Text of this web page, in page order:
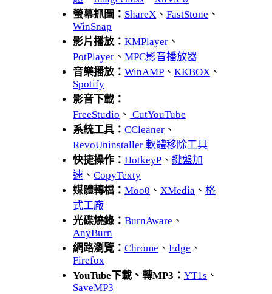
螢幕抓圖： ShareX 、 FastStone 、
WinSnap
影片播放： KMPlayer 、
PotPlayer 、 MPC影音播放器
音樂播放： WinAMP 、 KKBOX 、
Spotify
影音下載：
FreeStudio 、 CutYouTube
系統工具： CCleaner 、
RevoUninstaller 軟體移除工具
快捷操作： HotkeyP 、 鍵盤加
速 、 CopyTexty
媒體轉檔： Moo0 、 XMedia 、 格
式工廠
光碟燒錄： BurnAware 、
AnyBurn
網路瀏覽： Chrome 、 Edge 、
Firefox
YouTube下載、轉MP3： YT1s 、
SaveMP3